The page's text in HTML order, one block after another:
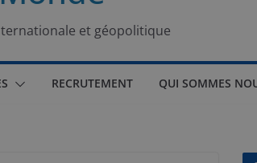
et géopolitique
RECRUTEMENT QUI SOMMES